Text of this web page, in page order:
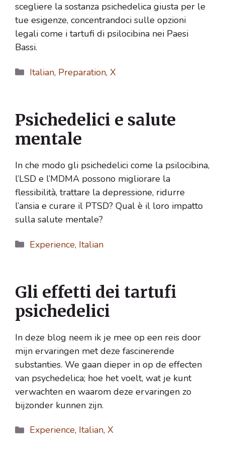
scegliere la sostanza psichedelica giusta per le
tue esigenze, concentrandoci sulle opzioni
legali come i tartufi di psilocibina nei Paesi
Bassi.
Categorie
Italian, Preparation, X
Psichedelici e salute
mentale
In che modo gli psichedelici come la psilocibina,
l’LSD e l’MDMA possono migliorare la
flessibilità, trattare la depressione, ridurre
l’ansia e curare il PTSD? Qual è il loro impatto
sulla salute mentale?
Categorie
Experience, Italian
Gli effetti dei tartufi
psichedelici
In deze blog neem ik je mee op een reis door
mijn ervaringen met deze fascinerende
substanties. We gaan dieper in op de effecten
van psychedelica; hoe het voelt, wat je kunt
verwachten en waarom deze ervaringen zo
bijzonder kunnen zijn.
Categorie
Experience, Italian, X